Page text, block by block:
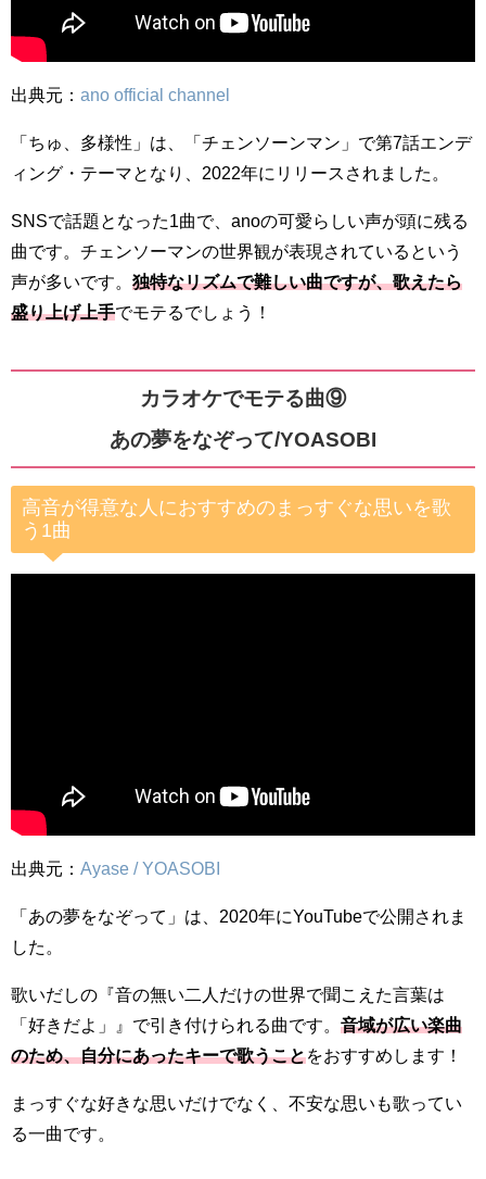
出典元： ano official channel
「ちゅ、多様性」は、「チェンソーンマン」で第7話エンデ
ィング・テーマとなり、2022年にリリースされました。
SNSで話題となった1曲で、anoの可愛らしい声が頭に残る
曲です。チェンソーマンの世界観が表現されているという
声が多いです。 独特なリズムで難しい曲ですが、歌えたら
盛り上げ上手でモテるでしょう！
カラオケでモテる曲⑨
あの夢をなぞって/YOASOBI
高音が得意な人におすすめのまっすぐな思いを歌
う1曲
出典元： Ayase / YOASOBI
「あの夢をなぞって」は、2020年にYouTubeで公開されま
した。
歌いだしの『音の無い二人だけの世界で聞こえた言葉は
「好きだよ」』で引き付けられる曲です。 音域が広い楽曲
のため、自分にあったキーで歌うことをおすすめします！
まっすぐな好きな思いだけでなく、不安な思いも歌ってい
る一曲です。